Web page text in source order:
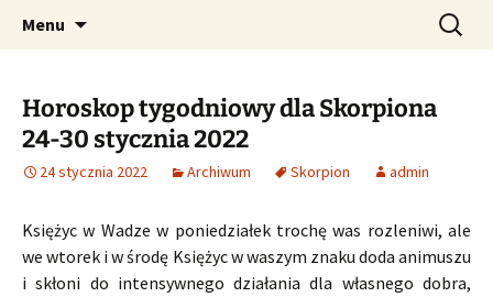
CzaroMarowy horoskop
dzienny, miesięczny i
tygodniowy
Profesjonalne przepowiednie astrologiczne
Menu Szukaj:
Horoskop tygodniowy dla Skorpiona
24-30 stycznia 2022
24 stycznia 2022 Archiwum Skorpion admin
Księżyc w Wadze w poniedziałek trochę was rozleniwi, ale
we wtorek i w środę Księżyc w waszym znaku doda animuszu
i skłoni do intensywnego działania dla własnego dobra,